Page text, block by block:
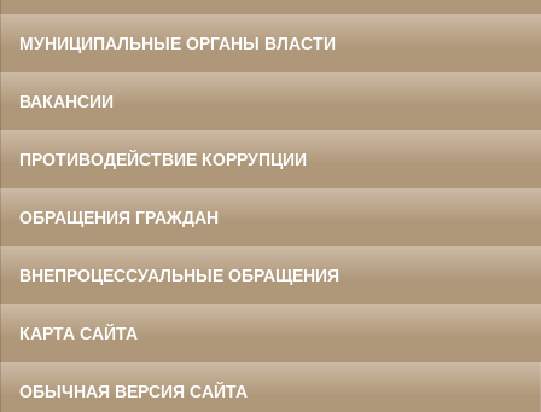
МУНИЦИПАЛЬНЫЕ ОРГАНЫ ВЛАСТИ
ВАКАНСИИ
ПРОТИВОДЕЙСТВИЕ КОРРУПЦИИ
ОБРАЩЕНИЯ ГРАЖДАН
ВНЕПРОЦЕССУАЛЬНЫЕ ОБРАЩЕНИЯ
КАРТА САЙТА
ОБЫЧНАЯ ВЕРСИЯ САЙТА